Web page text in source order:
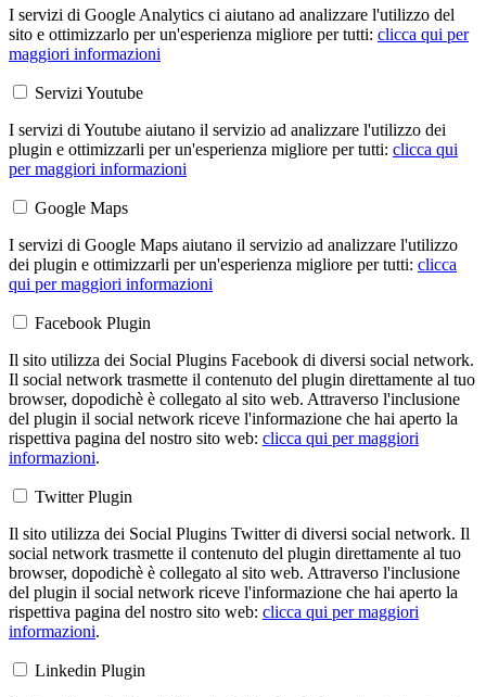
I servizi di Google Analytics ci aiutano ad analizzare l'utilizzo del
sito e ottimizzarlo per un'esperienza migliore per tutti: clicca qui per
maggiori informazioni
Servizi Youtube
I servizi di Youtube aiutano il servizio ad analizzare l'utilizzo dei
plugin e ottimizzarli per un'esperienza migliore per tutti: clicca qui
per maggiori informazioni
Google Maps
I servizi di Google Maps aiutano il servizio ad analizzare l'utilizzo
dei plugin e ottimizzarli per un'esperienza migliore per tutti: clicca
qui per maggiori informazioni
Facebook Plugin
Il sito utilizza dei Social Plugins Facebook di diversi social network.
Il social network trasmette il contenuto del plugin direttamente al tuo
browser, dopodichè è collegato al sito web. Attraverso l'inclusione
del plugin il social network riceve l'informazione che hai aperto la
rispettiva pagina del nostro sito web: clicca qui per maggiori
informazioni.
Twitter Plugin
Il sito utilizza dei Social Plugins Twitter di diversi social network. Il
social network trasmette il contenuto del plugin direttamente al tuo
browser, dopodichè è collegato al sito web. Attraverso l'inclusione
del plugin il social network riceve l'informazione che hai aperto la
rispettiva pagina del nostro sito web: clicca qui per maggiori
informazioni.
Linkedin Plugin